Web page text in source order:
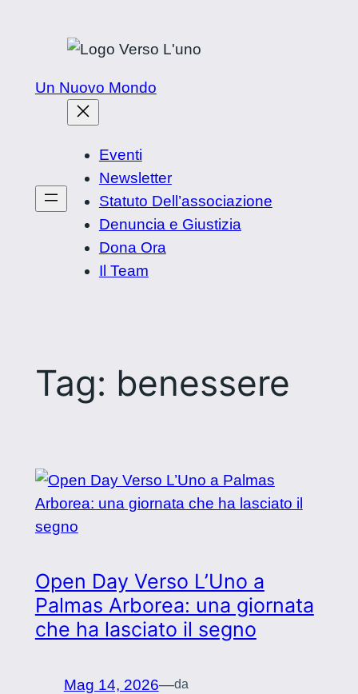
Un Nuovo Mondo
Eventi
Newsletter
Statuto Dell’associazione
Denuncia e Giustizia
Dona Ora
Il Team
Tag: benessere
Open Day Verso L’Uno a
Palmas Arborea: una giornata
che ha lasciato il segno
Mag 14, 2026—da